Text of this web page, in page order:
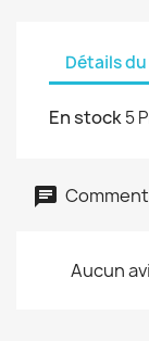
Détails
En stock5
Aucun